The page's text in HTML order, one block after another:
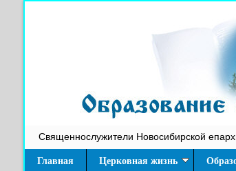
Священнослужители Новосибирской
Главная Церковная жизнь